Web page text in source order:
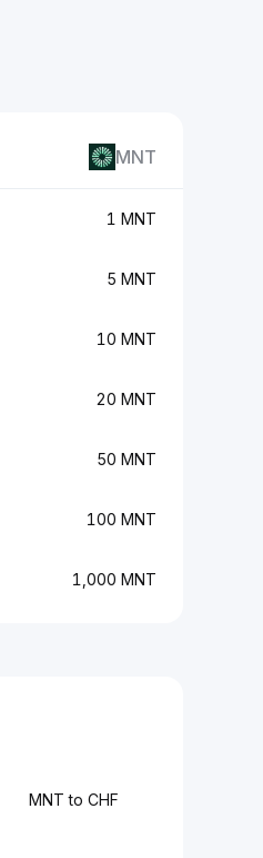
MNT
1 MNT
5 MNT
10 MNT
20 MNT
50 MNT
100 MNT
1,000 MNT
MNT to CHF